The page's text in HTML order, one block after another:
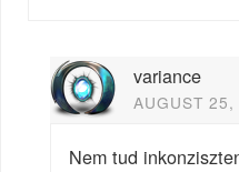
variance
AUGUST
Nem tud